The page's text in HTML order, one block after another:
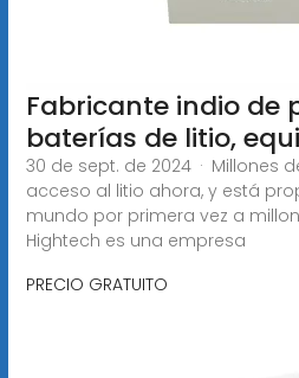
Fabricante indio de
baterías de litio,
30 de sept. de 2024 · Millones
acceso al litio ahora, y está
mundo por primera vez a
Hightech es una empresa
PRECIO GRATUITO